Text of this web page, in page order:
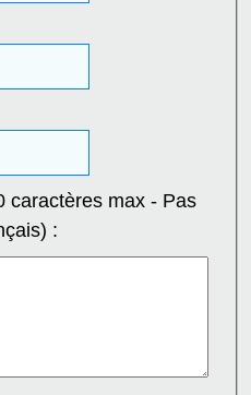
max - Pas
: